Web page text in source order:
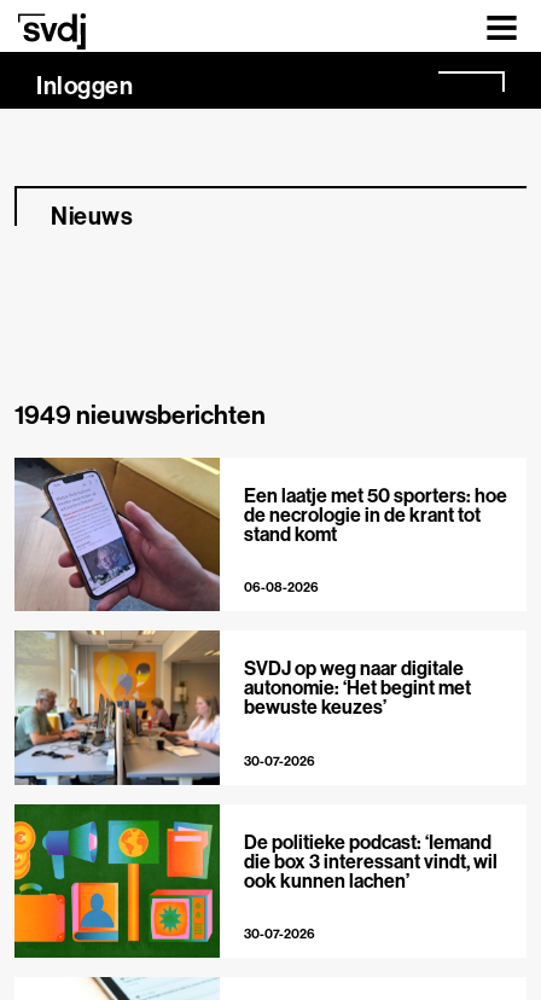
Naar hoofdinhoud
Inloggen
Nieuws
1949 nieuwsberichten
Een laatje met 50 sporters: hoe
de necrologie in de krant tot
stand komt
06-08-2026
SVDJ op weg naar digitale
autonomie: ‘Het begint met
bewuste keuzes’
30-07-2026
De politieke podcast: ‘Iemand
die box 3 interessant vindt, wil
ook kunnen lachen’
30-07-2026